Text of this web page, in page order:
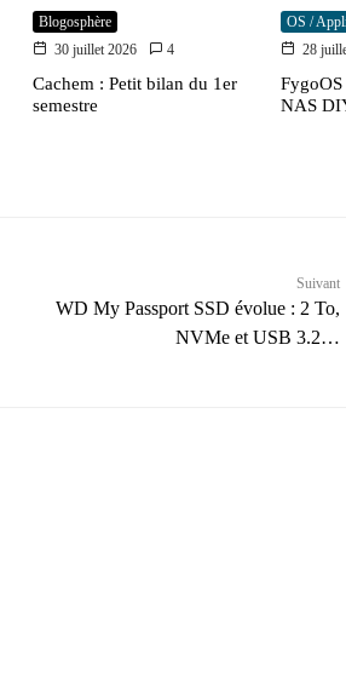
Blogosphère
30 juillet 2026
4
Cachem : Petit bilan du 1er
semestre
OS /
28
NAS
Suivant
WD My Passport SSD évolue : 2 To,
NVMe et USB 3.2…